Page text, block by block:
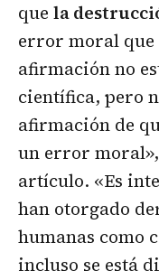
que la
error moral que
afirmación no
científica, pero
afirmación de
un error
artículo. «Es
han otorgado
humanas como
incluso se está